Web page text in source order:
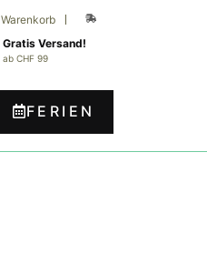
Warenkorb
Gratis Versand!
ab CHF 99
FERIEN